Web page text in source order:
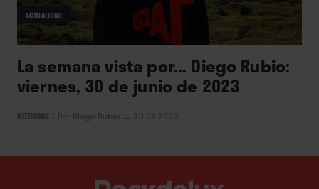
ACTUALIDAD
La semana vista por... Diego Rubio:
viernes, 30 de junio de 2023
NOTICIAS Por Diego Rubio → 30.06.2023